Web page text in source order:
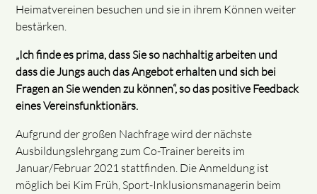
Heimatvereinen besuchen und sie in ihrem Können weiter
bestärken.
„Ich finde es prima, dass Sie so nachhaltig arbeiten und
dass die Jungs auch das Angebot erhalten und sich bei
Fragen an Sie wenden zu können“, so das positive Feedback
eines Vereinsfunktionärs.
Aufgrund der großen Nachfrage wird der nächste
Ausbildungslehrgang zum Co-Trainer bereits im
Januar/Februar 2021 stattfinden. Die Anmeldung ist
möglich bei Kim Früh, Sport-Inklusionsmanagerin beim